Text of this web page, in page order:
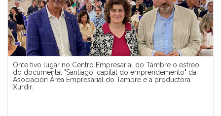
Onte tivo lugar no Centro Empresarial do Tambre o estreo
do documental "Santiago, capital do emprendemento" da
Asociación Área Empresarial do Tambre e a productora
Xurdir.